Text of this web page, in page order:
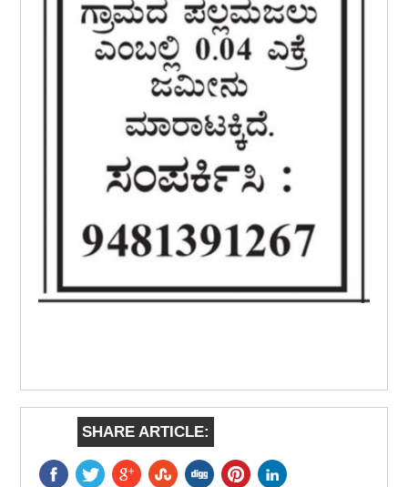
SHARE ARTICLE: